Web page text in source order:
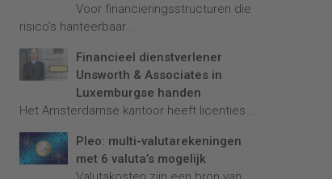
Voor financieringsstructuren die
risico’s hanteerbaar...
Financieel dienstverlener
Unsworth & Associates in
Luxemburgse handen
Het Amsterdamse kantoor heeft licenties...
Pleo: multi-valutarekeningen
met 6 valuta’s mogelijk